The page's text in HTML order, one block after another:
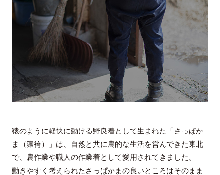
猿のように軽快に動ける野良着として生まれた「さっぱか
ま（猿袴）」は、自然と共に農的な生活を営んできた東北
で、農作業や職人の作業着として愛用されてきました。
動きやすく考えられたさっぱかまの良いところはそのまま